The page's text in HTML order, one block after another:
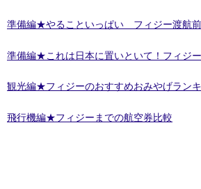
準備編★やることいっぱい フィジー渡航
準備編★これは日本に置いといて！フィジ
観光編★フィジーのおすすめおみやげラン
飛行機編★フィジーまでの航空券比較